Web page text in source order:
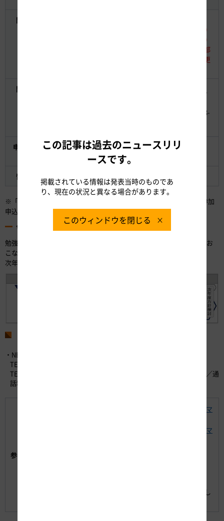
開催日時
【第1部】13:30～15:00
【第2部】16:00～17:30
※申込者多数のため二部
制とし、開催時間を変更
開催場所
新東京ビル 7階セミナ
東京都千代田区丸の内3-
申し込み方
「公募説明会参加申込書」 を送付願います。
留意事項 当日、マスコミ取材の可能性があります
※「会則」、「イノベーション交流会 入会申込書」、「公募説明会参加
申込書」は、当社公式WEBサイトに掲出します。
今後の予定
勉強会を通じて実証メニューを検討し、決定したテーマで実証活動をお
こなう予定です。
次年度以降の方針は進捗状況などを踏まえ、交流会で検討します。
・NEXCO中日本お客さまセンター （24時間365日対応）
TEL：0120-922-229 （フリーダイヤル）
TEL：052-223-0333 （フリーダイヤルがご利用になれないお客さま／通
話料有料）
参考資料:
【別紙】次世代技術を活用した革新的な高速道路保全マ
【別紙】次世代技術を活用した革新的な高速道路保全マ
※メール宛てにご連絡頂ければWORD版をお送りいたし
この記事は過去のニュースリリ
ースです。
掲載されている情報は発表当時のものであ
り、現在の状況と異なる場合があります。
このウィンドウを閉じる